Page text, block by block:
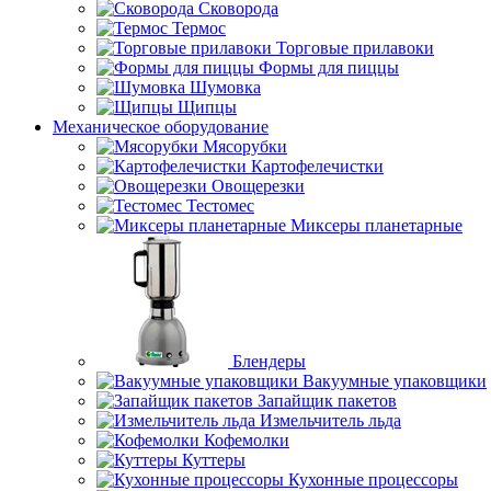
Сковорода
Термос
Торговые прилавоки
Формы для пиццы
Шумовка
Щипцы
Механическое оборудование
Мясорубки
Картофелечистки
Овощерезки
Тестомес
Миксеры планетарные
Блендеры
Вакуумные упаковщики
Запайщик пакетов
Измельчитель льда
Кофемолки
Куттеры
Кухонные процессоры